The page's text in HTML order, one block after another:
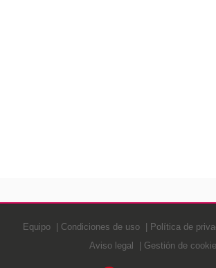
Equipo Condiciones de uso Política de
Aviso legal
Gestión de